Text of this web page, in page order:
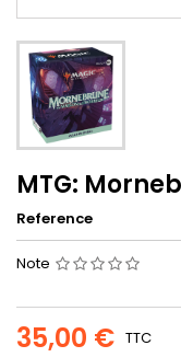
MTG:
Reference
Note
35,00 € TTC